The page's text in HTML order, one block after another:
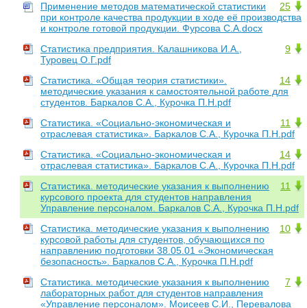
25
Применение методов математической статистики
при контроле качества продукции в ходе её производства
и контроле готовой продукции. Фурсова С.А.docx
9
Статистика предприятия. Калашникова И.А.,
Туровец О.Г.pdf
14
Статистика. «Общая теория статистики».
методические указания к самостоятельной работе для
студентов. Баркалов С.А., Курочка П.Н.pdf
11
Статистика. «Социально-экономическая и
отраслевая статистика». Баркалов С.А., Курочка П.Н.pdf
14
Статистика. «Социально-экономическая и
отраслевая статистика». Баркалов С.А., Курочка П.Н.pdf
11
Статистика. методические указания к выполнению
курсового проекта для студентов направления
Управление персоналом. Баркалов С.А., Курочка П.Н.pdf
10
Статистика. методические указания к выполнению
курсовой работы для студентов, обучающихся по
направлению подготовки 38.05.01 «Экономическая
безопасность». Баркалов С.А., Курочка П.Н.pdf
7
Статистика. методические указания к выполнению
лабораторных работ для студентов направления
«Управление персоналом». Моисеев С.И., Перевалова